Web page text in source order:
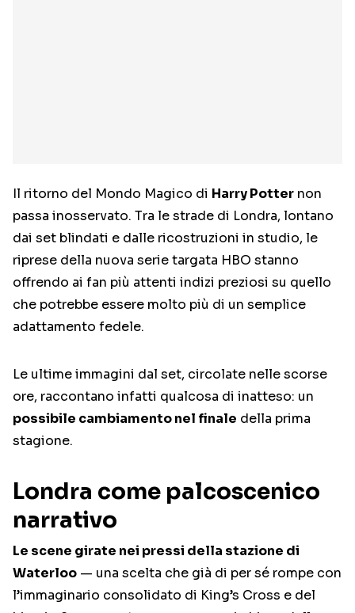
Il ritorno del Mondo Magico di Harry Potter non
passa inosservato. Tra le strade di Londra, lontano
dai set blindati e dalle ricostruzioni in studio, le
riprese della nuova serie targata HBO stanno
offrendo ai fan più attenti indizi preziosi su quello
che potrebbe essere molto più di un semplice
adattamento fedele.
Le ultime immagini dal set, circolate nelle scorse
ore, raccontano infatti qualcosa di inatteso: un
possibile cambiamento nel finale della prima
stagione.
Londra come palcoscenico
narrativo
Le scene girate nei pressi della stazione di
Waterloo — una scelta che già di per sé rompe con
l’immaginario consolidato di King’s Cross e del